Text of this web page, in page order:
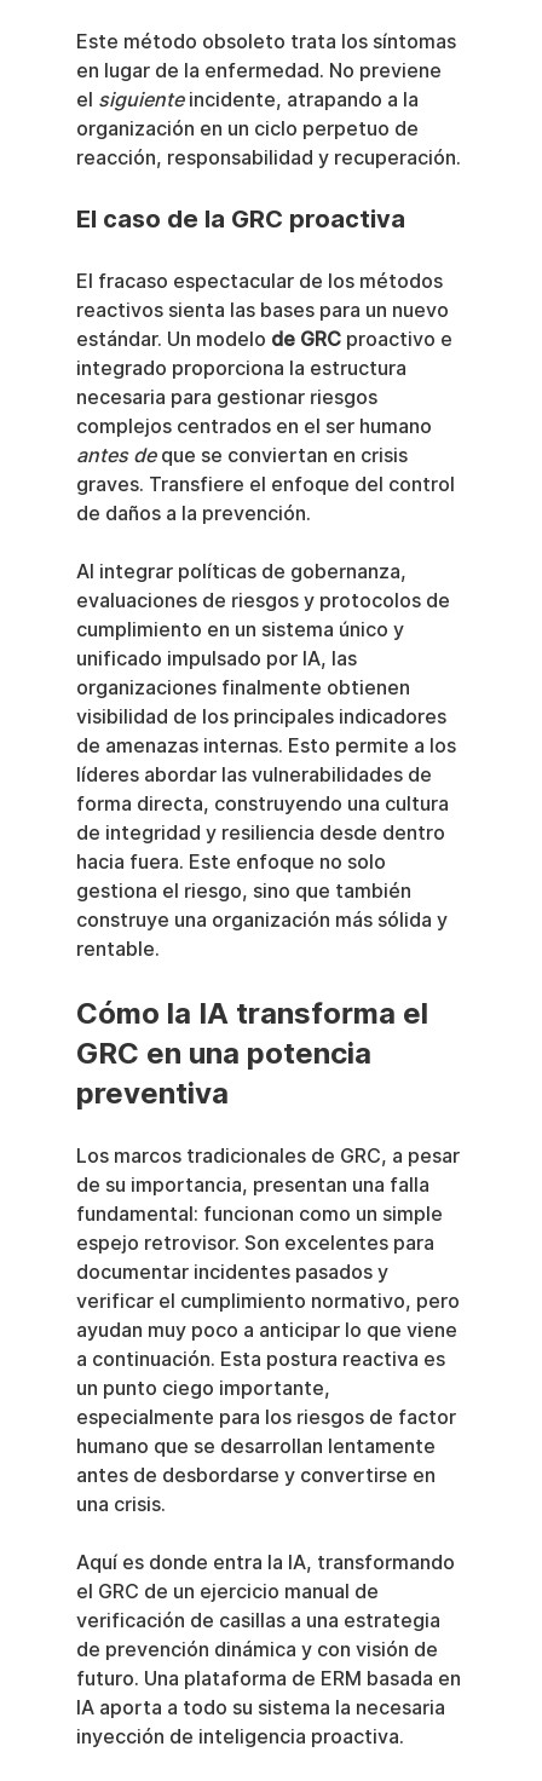
Este método obsoleto trata los síntomas
en lugar de la enfermedad. No previene
el siguiente incidente, atrapando a la
organización en un ciclo perpetuo de
reacción, responsabilidad y recuperación.
El caso de la GRC proactiva
El fracaso espectacular de los métodos
reactivos sienta las bases para un nuevo
estándar. Un modelo de GRC proactivo e
integrado proporciona la estructura
necesaria para gestionar riesgos
complejos centrados en el ser humano
antes de que se conviertan en crisis
graves. Transfiere el enfoque del control
de daños a la prevención.
Al integrar políticas de gobernanza,
evaluaciones de riesgos y protocolos de
cumplimiento en un sistema único y
unificado impulsado por IA, las
organizaciones finalmente obtienen
visibilidad de los principales indicadores
de amenazas internas. Esto permite a los
líderes abordar las vulnerabilidades de
forma directa, construyendo una cultura
de integridad y resiliencia desde dentro
hacia fuera. Este enfoque no solo
gestiona el riesgo, sino que también
construye una organización más sólida y
rentable.
Cómo la IA transforma el
GRC en una potencia
preventiva
Los marcos tradicionales de GRC, a pesar
de su importancia, presentan una falla
fundamental: funcionan como un simple
espejo retrovisor. Son excelentes para
documentar incidentes pasados y
verificar el cumplimiento normativo, pero
ayudan muy poco a anticipar lo que viene
a continuación. Esta postura reactiva es
un punto ciego importante,
especialmente para los riesgos de factor
humano que se desarrollan lentamente
antes de desbordarse y convertirse en
una crisis.
Aquí es donde entra la IA, transformando
el GRC de un ejercicio manual de
verificación de casillas a una estrategia
de prevención dinámica y con visión de
futuro. Una plataforma de ERM basada en
IA aporta a todo su sistema la necesaria
inyección de inteligencia proactiva.